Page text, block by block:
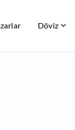
Döviz